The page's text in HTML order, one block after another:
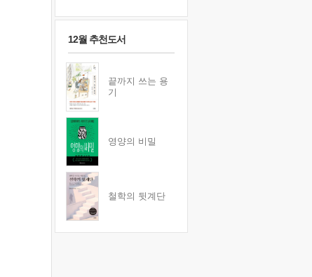
12월 추천도서
끝까지 쓰는 용
기
영양의 비밀
철학의 뒷계단